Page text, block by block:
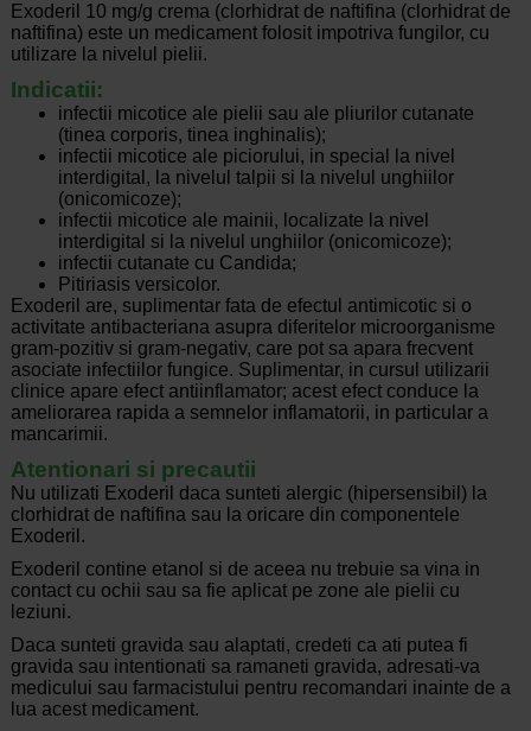
Exoderil 10 mg/g crema (clorhidrat de naftifina (clorhidrat de
naftifina) este un medicament folosit impotriva fungilor, cu
utilizare la nivelul pielii.
Indicatii:
infectii micotice ale pielii sau ale pliurilor cutanate
(tinea corporis, tinea inghinalis);
infectii micotice ale piciorului, in special la nivel
interdigital, la nivelul talpii si la nivelul unghiilor
(onicomicoze);
infectii micotice ale mainii, localizate la nivel
interdigital si la nivelul unghiilor (onicomicoze);
infectii cutanate cu Candida;
Pitiriasis versicolor.
Exoderil are, suplimentar fata de efectul antimicotic si o
activitate antibacteriana asupra diferitelor microorganisme
gram-pozitiv si gram-negativ, care pot sa apara frecvent
asociate infectiilor fungice. Suplimentar, in cursul utilizarii
clinice apare efect antiinflamator; acest efect conduce la
ameliorarea rapida a semnelor inflamatorii, in particular a
mancarimii.
Atentionari si precautii
Nu utilizati Exoderil daca sunteti alergic (hipersensibil) la
clorhidrat de naftifina sau la oricare din componentele
Exoderil.
Exoderil contine etanol si de aceea nu trebuie sa vina in
contact cu ochii sau sa fie aplicat pe zone ale pielii cu
leziuni.
Daca sunteti gravida sau alaptati, credeti ca ati putea fi
gravida sau intentionati sa ramaneti gravida, adresati-va
medicului sau farmacistului pentru recomandari inainte de a
lua acest medicament.